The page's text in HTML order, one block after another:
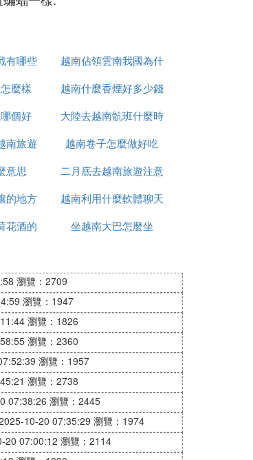
有哪些
越南佔領雲南我國為什
麼未先進攻
麼樣
越南什麼香煙好多少錢
個好
大陸去越南骯班什麼時
候能正常
南旅遊
越南卷子怎麼做好吃
意思
二月底去越南旅遊注意
什麼
的地方
越南利用什麼軟體聊天
花酒的 坐越南大巴怎麼坐
瀏覽：2709
瀏覽：1947
瀏覽：1826
瀏覽：2360
瀏覽：1957
瀏覽：2738
07:38:26 瀏覽：2445
10-20 07:35:29 瀏覽：1974
20 07:00:12 瀏覽：2114